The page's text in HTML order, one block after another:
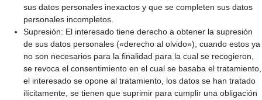
sus datos personales inexactos y que se completen sus datos
personales incompletos.
Supresión: El interesado tiene derecho a obtener la supresión
de sus datos personales («derecho al olvido»), cuando estos ya
no son necesarios para la finalidad para la cual se recogieron,
se revoca el consentimiento en el cual se basaba el tratamiento,
el interesado se opone al tratamiento, los datos se han tratado
ilícitamente, se tienen que suprimir para cumplir una obligación